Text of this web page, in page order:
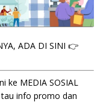
ADA DI SINI 👉
ke MEDIA SOSIAL
info promo dan